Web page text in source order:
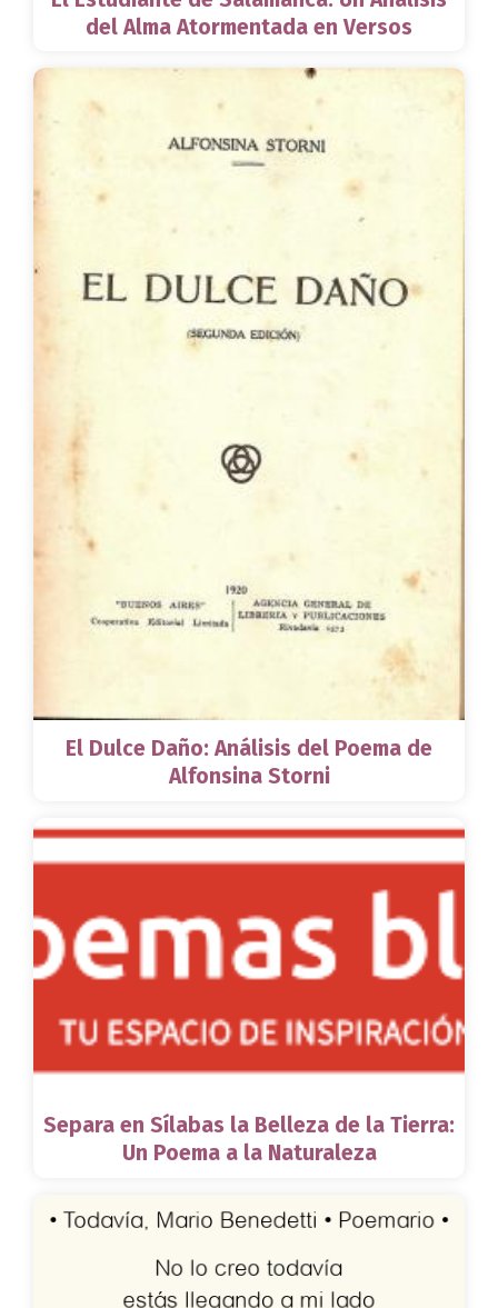
del Alma Atormentada en Versos
El Dulce Daño: Análisis del Poema de
Alfonsina Storni
Separa en Sílabas la Belleza de la Tierra:
Un Poema a la Naturaleza